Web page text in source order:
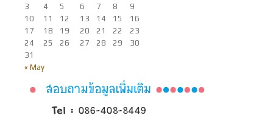
« May
3
4 5 6 7 8
9
10
11 12 13 14 15
16
17
18 19 20 21 22
23
24
25 26 27 28 29
30
31